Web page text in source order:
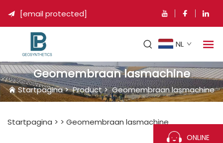
 [email protected]
NL
Geomembraan lasmachine
Startpagina>Product>Geomembraan lasmachine
Startpagina > > Geomembraan lasmachine
ONLINE